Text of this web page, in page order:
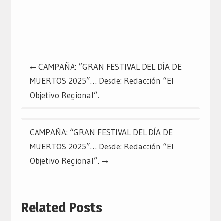
Navegación
de
entradas
CAMPAÑA: “GRAN FESTIVAL DEL DÍA DE
MUERTOS 2025”… Desde: Redacción “El
Objetivo Regional”.
CAMPAÑA: “GRAN FESTIVAL DEL DÍA DE
MUERTOS 2025”… Desde: Redacción “El
Objetivo Regional”.
Related Posts